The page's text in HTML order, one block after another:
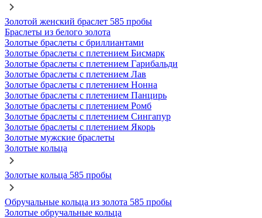
Золотой женский браслет 585 пробы
Браслеты из белого золота
Золотые браслеты с бриллиантами
Золотые браслеты с плетением Бисмарк
Золотые браслеты с плетением Гарибальди
Золотые браслеты с плетением Лав
Золотые браслеты с плетением Нонна
Золотые браслеты с плетением Панцирь
Золотые браслеты с плетением Ромб
Золотые браслеты с плетением Сингапур
Золотые браслеты с плетением Якорь
Золотые мужские браслеты
Золотые кольца
Золотые кольца 585 пробы
Обручальные кольца из золота 585 пробы
Золотые обручальные кольца